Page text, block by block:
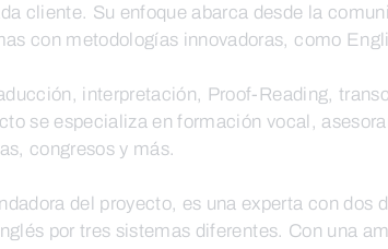
cliente. Su enfoque abarca desde la
con metodologías innovadoras, como
interpretación, Proof-Reading,
se especializa en formación vocal,
congresos y más.
del proyecto, es una experta con
por tres sistemas diferentes. Con una